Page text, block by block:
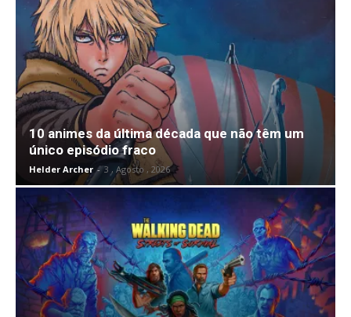
10 animes da última década que não têm um
único episódio fraco
Helder Archer - 3 , Agosto , 2026